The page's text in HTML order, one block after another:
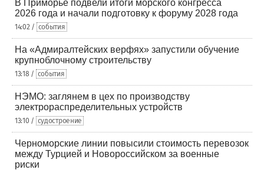
В Приморье подвели итоги морского конгресса
2026 года и начали подготовку к форуму 2028 года
14:02 / события
На «Адмиралтейских верфях» запустили обучение
крупноблочному строительству
13:18 / события
НЭМО: заглянем в цех по производству
электрораспределительных устройств
13:10 / судостроение
Черноморские линии повысили стоимость перевозок
между Турцией и Новороссийском за военные
риски